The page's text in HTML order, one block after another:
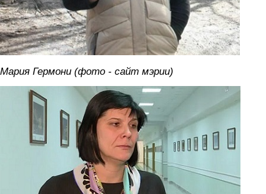
Мария Гермони (фото - сайт мэрии)
astafeva.jpg